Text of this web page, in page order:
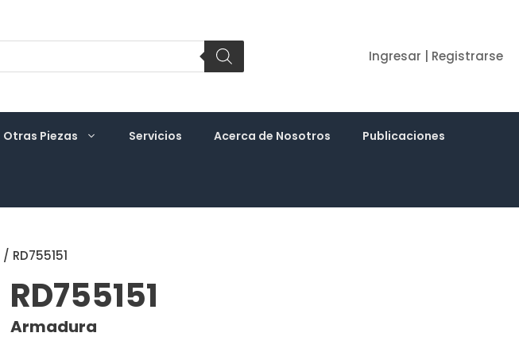
Ingresar | Registrarse
Otras Piezas Servicios Acerca de Nosotros Publicaciones
/ RD755151
RD755151
Armadura